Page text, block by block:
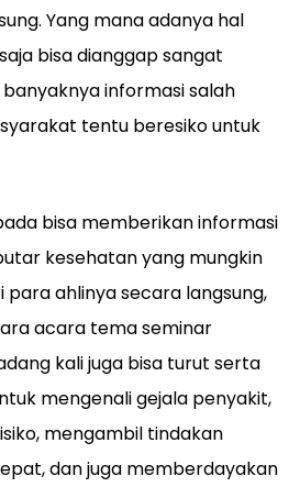
Yang mana adanya hal
bisa dianggap sangat
informasi salah
tentu beresiko untuk
bisa memberikan informasi
kesehatan yang mungkin
para ahlinya secara langsung,
acara tema seminar
kali juga bisa turut serta
mengenali gejala penyakit,
mengambil tindakan
dan juga memberdayakan